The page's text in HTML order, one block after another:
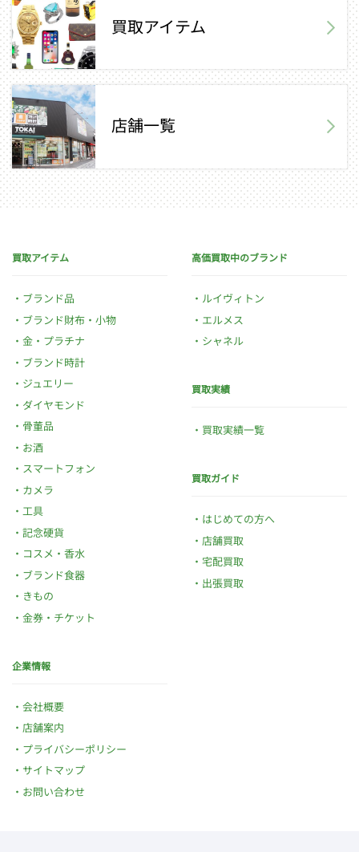
買取アイテム
店舗一覧
買取アイテム
ブランド品
ブランド財布・小物
金・プラチナ
ブランド時計
ジュエリー
ダイヤモンド
骨董品
お酒
スマートフォン
カメラ
工具
記念硬貨
コスメ・香水
ブランド食器
きもの
金券・チケット
高価買取中のブランド
ルイヴィトン
エルメス
シャネル
買取実績
買取実績一覧
買取ガイド
はじめての方へ
店舗買取
宅配買取
出張買取
企業情報
会社概要
店舗案内
プライバシーポリシー
サイトマップ
お問い合わせ